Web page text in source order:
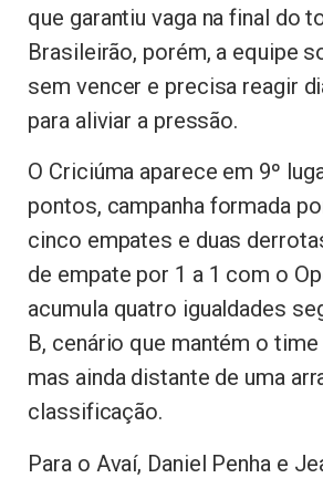
que garantiu vaga na final do
Brasileirão, porém, a equipe
sem vencer e precisa reagir
para aliviar a pressão.
O Criciúma aparece em 9º
pontos, campanha formada
cinco empates e duas
de empate por 1 a 1 com o
acumula quatro igualdades
B, cenário que mantém o
mas ainda distante de uma
classificação.
Para o Avaí, Daniel Penha e